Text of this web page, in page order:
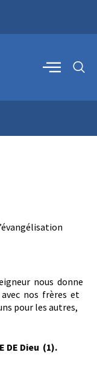
nous donne
nos frères et
pour les autres,
DE Dieu (1).